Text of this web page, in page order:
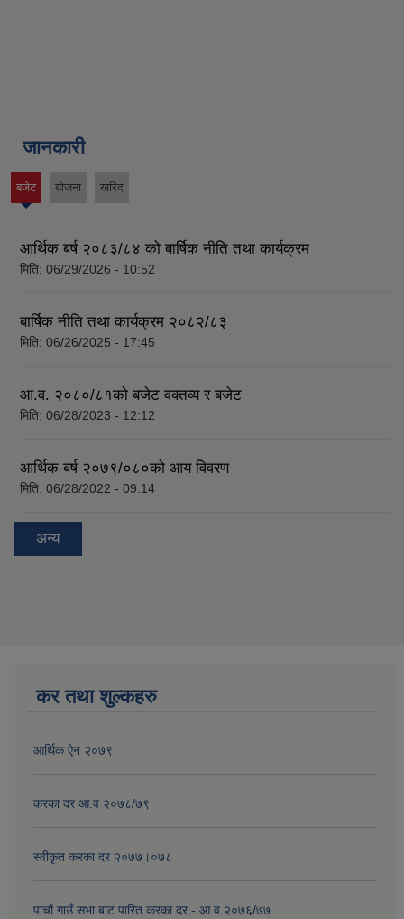
जानकारी
बजेट योजना खरिद
आर्थिक बर्ष २०८३/८४ को बार्षिक नीति तथा कार्यक्रम
मिति: 06/29/2026 - 10:52
बार्षिक नीति तथा कार्यक्रम २०८२/८३
मिति: 06/26/2025 - 17:45
आ.व. २०८०/८१को बजेट वक्तव्य र बजेट
मिति: 06/28/2023 - 12:12
आर्थिक बर्ष २०७९/०८०को आय विवरण
मिति: 06/28/2022 - 09:14
अन्य
कर तथा शुल्कहरु
आर्थिक ऐन २०७९
करका दर आ.व २०७८/७९
स्वीकृत करका दर २०७७।०७८
पाचौं गाउँ सभा बाट पारित करका दर - आ.व २०७६/७७